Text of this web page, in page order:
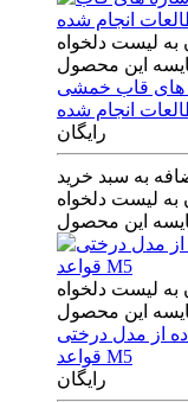
به لیست دلخواه
این محصول
های قاب خمشی
انجام شده
رایگان
به سبد خرید
به لیست دلخواه
این محصول
به لیست دلخواه
این محصول
از مدل درختی
قواعد M5
رایگان